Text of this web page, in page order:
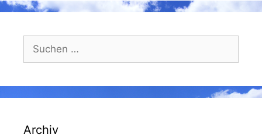
Suchen
nach:
Archiv